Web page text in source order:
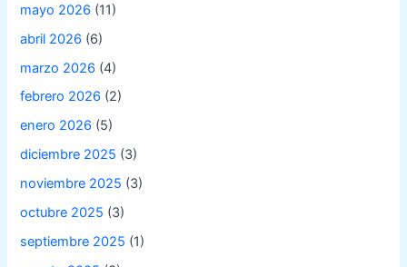
mayo 2026 (11)
abril 2026 (6)
marzo 2026 (4)
febrero 2026 (2)
enero 2026 (5)
diciembre 2025 (3)
noviembre 2025 (3)
octubre 2025 (3)
septiembre 2025 (1)